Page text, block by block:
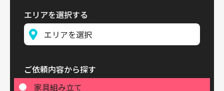
エリアを選択する
ご依頼内容から探す
家具組み立て